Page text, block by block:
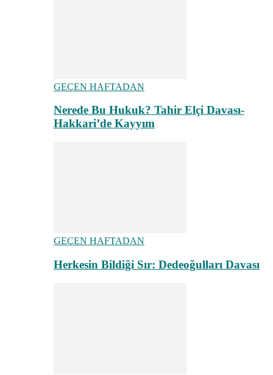
GEÇEN HAFTADAN
Nerede Bu Hukuk? Tahir Elçi Davası-
Hakkari’de Kayyım
GEÇEN HAFTADAN
Herkesin Bildiği Sır: Dedeoğulları Davası